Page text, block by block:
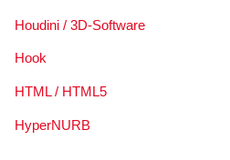
Houdini / 3D-Software
Hook
HTML / HTML5
HyperNURB